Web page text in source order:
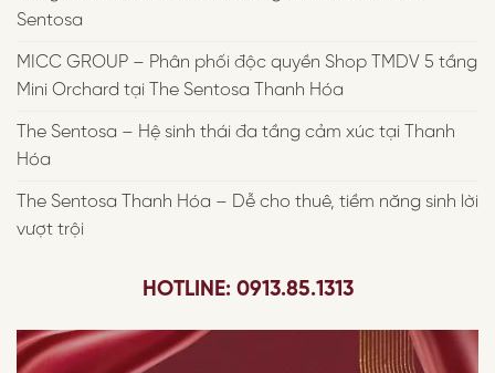
Sentosa
MICC GROUP – Phân phối độc quyền Shop TMDV 5 tầng
Mini Orchard tại The Sentosa Thanh Hóa
The Sentosa – Hệ sinh thái đa tầng cảm xúc tại Thanh
Hóa
The Sentosa Thanh Hóa – Dễ cho thuê, tiềm năng sinh lời
vượt trội
HOTLINE: 0913.85.1313